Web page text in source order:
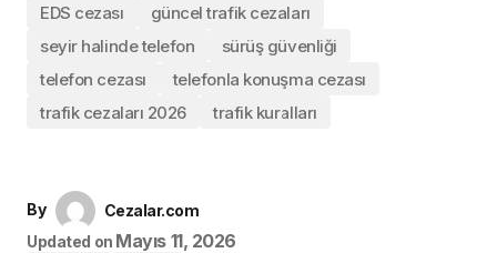
EDS cezası
güncel trafik cezaları
seyir halinde telefon
sürüş güvenliği
telefon cezası
telefonla konuşma cezası
trafik cezaları 2026
trafik kuralları
By
Cezalar.com
Updated on Mayıs 11, 2026